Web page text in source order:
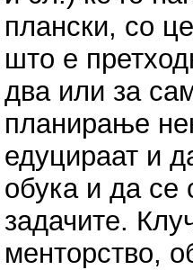
плански, со
што е
два или за
планирање
едуцираат и
обука и да се
задачите.
менторство,